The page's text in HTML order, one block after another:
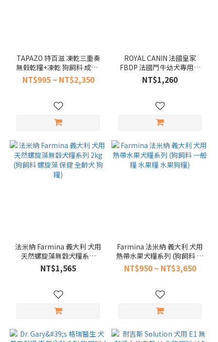
TAPAZO 特百滋 凍乾三重奏
無榖乾糧+凍乾 狗飼料 成犬/
幼犬 凍乾 犬糧
NT$995 ~ NT$2,350
ROYAL CANIN 法國皇家
FBDP 法國鬥牛幼犬專用乾
糧 3kg 狗飼料
NT$1,260
法米納 Farmina 義大利 犬用
天然螺旋藻無穀犬糧系列
2kg (狗飼料 螺旋藻 保健 全
齡犬 狗糧)
NT$1,565
Farmina 法米納 義大利 犬用
熱帶水果犬糧系列 (狗飼料 一
般糧 水果糧 水果狗糧)
NT$950 ~ NT$3,650